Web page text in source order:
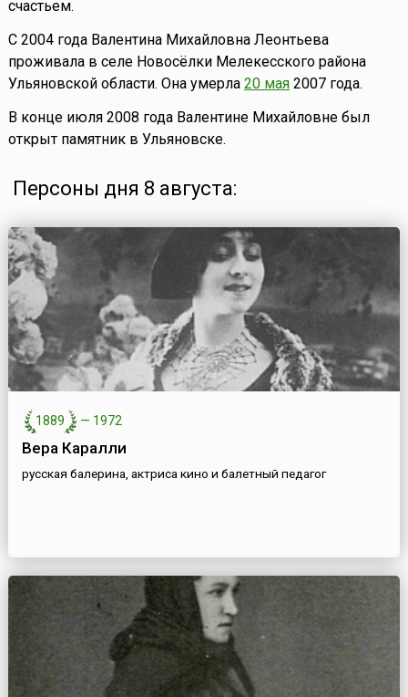
счастьем.
C 2004 года Валентина Михайловна Леонтьева
проживала в селе Новосёлки Мелекесского района
Ульяновской области. Она умерла 20 мая2007 года.
В конце июля 2008 года Валентине Михайловне был
открыт памятник в Ульяновске.
Персоны дня 8 августа:
1889 — 1972
Вера Каралли
русская балерина, актриса кино и балетный педагог